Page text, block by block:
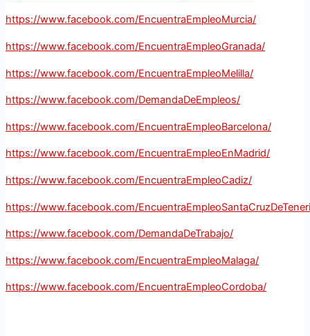
https://www.facebook.com/EncuentraEmpleoMurcia/
https://www.facebook.com/EncuentraEmpleoGranada/
https://www.facebook.com/EncuentraEmpleoMelilla/
https://www.facebook.com/DemandaDeEmpleos/
https://www.facebook.com/EncuentraEmpleoBarcelona/
https://www.facebook.com/EncuentraEmpleoEnMadrid/
https://www.facebook.com/EncuentraEmpleoCadiz/
https://www.facebook.com/
https://www.facebook.com/DemandaDeTrabajo/
https://www.facebook.com/EncuentraEmpleoMalaga/
https://www.facebook.com/EncuentraEmpleoCordoba/